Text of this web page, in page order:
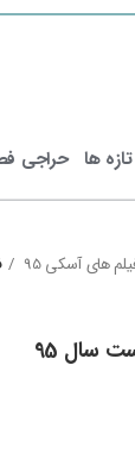
تازه ها حراجی
های آسکی 95
سال 95